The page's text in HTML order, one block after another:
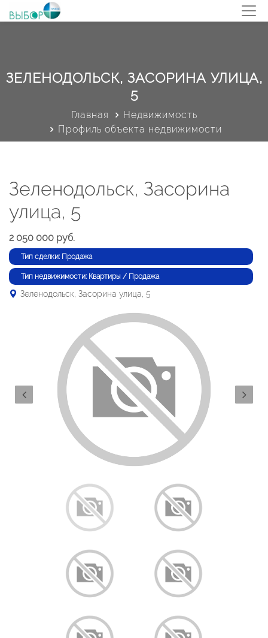
ЗЕЛЕНОДОЛЬСК, ЗАСОРИНА УЛИЦА,
5
Главная
Недвижимость
Профиль объекта недвижимости
Зеленодольск, Засорина
улица, 5
2 050 000 руб.
Тип сделки: Продажа
Тип недвижимости: Квартиры / Продажа
Зеленодольск, Засорина улица, 5